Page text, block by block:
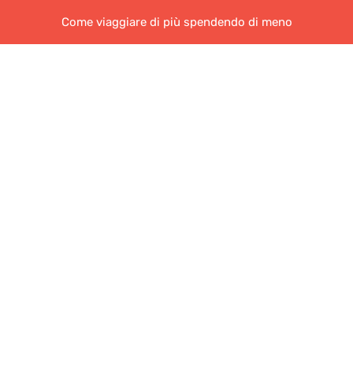
Come viaggiare di più spendendo di meno